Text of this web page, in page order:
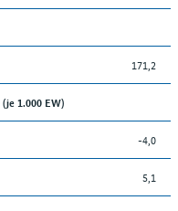
171,2
1.000 EW)
-4,0
5,1